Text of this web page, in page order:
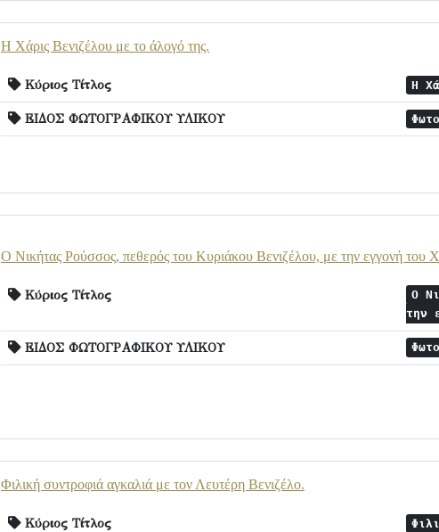
Η Χάρις Βενιζέλου με το άλογό της.
Κύριος Τίτλος Η
ΕΙΔΟΣ ΦΩΤΟΓΡΑΦΙΚΟΥ ΥΛΙΚΟΥ
Ο Νικήτας Ρούσσος, πεθερός του Κυριάκου Βενιζέλου, με την εγγονή του
Κύριος Τίτλος
Ο
την
ΕΙΔΟΣ ΦΩΤΟΓΡΑΦΙΚΟΥ ΥΛΙΚΟΥ
Φιλική συντροφιά αγκαλιά με τον Λευτέρη Βενιζέλο.
Κύριος Τίτλος